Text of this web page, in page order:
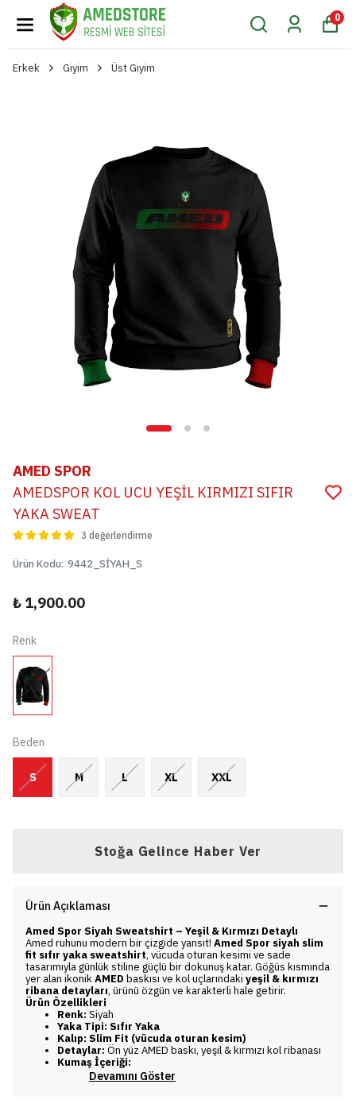
0
Erkek Giyim Üst Giyim
AMED SPOR
AMEDSPOR KOL UCU YEŞİL KIRMIZI SIFIR
YAKA SWEAT
3 değerlendirme
Ürün Kodu: 9442_SİYAH_S
₺ 1,900.00
Renk
Beden
S M L XL XXL
Stoğa Gelince Haber Ver
Ürün Açıklaması
Amed Spor Siyah Sweatshirt – Yeşil & Kırmızı Detaylı
Amed ruhunu modern bir çizgide yansıt! Amed Spor siyah slim
fit sıfır yaka sweatshirt, vücuda oturan kesimi ve sade
tasarımıyla günlük stiline güçlü bir dokunuş katar. Göğüs kısmında
yer alan ikonikAMED baskısı ve kol uçlarındaki yeşil & kırmızı
ribana detayları, ürünü özgün ve karakterli hale getirir.
Ürün Özellikleri
Renk: Siyah
Yaka Tipi: Sıfır Yaka
Kalıp: Slim Fit (vücuda oturan kesim)
Detaylar: Ön yüz AMED baskı, yeşil & kırmızı kol ribanası
Kumaş İçeriği:
Devamını Göster